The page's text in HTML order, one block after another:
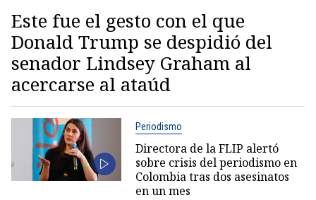
Este fue el gesto con el que
Donald Trump se despidió del
senador Lindsey Graham al
acercarse al ataúd
Periodismo
Directora de la FLIP alertó
sobre crisis del periodismo en
Colombia tras dos asesinatos
en un mes